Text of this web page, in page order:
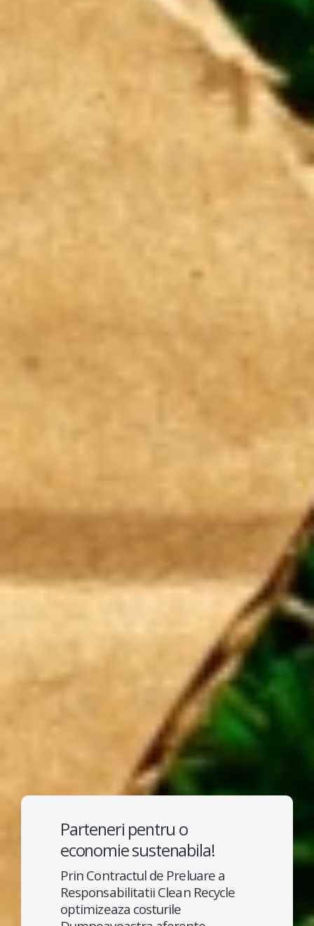
Parteneri pentru o
economie sustenabila!
Prin Contractul de Preluare a
Responsabilitatii Clean Recycle
optimizeaza costurile